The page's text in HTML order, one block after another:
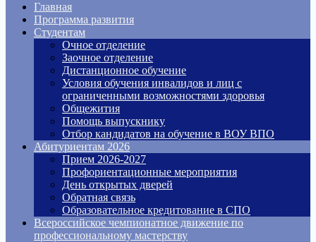
Главная
Программа развития
Студентам
Очное отделение
Заочное отделение
Дистанционное обучение
Условия обучения инвалидов и лиц с
ограниченными возможностями здоровья
Общежития
Помощь выпускнику
Отбор кандидатов на обучение в ВОУ ВПО
Абитуриентам 2026
Прием 2026-2027
Профориентационные мероприятия
День открытых дверей
Обратная связь
Образовательное кредитование в СПО
Всероссийское чемпионатное движение по
профессиональному мастерству